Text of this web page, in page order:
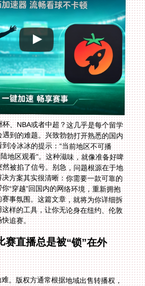
、NBA或者中超？这几乎是每个留学
到的难题。兴致勃勃打开熟悉的国内
到冷冰冰的提示：“当前地区不可播
地区观看”。这种滋味，就像准备好啤
被掐了信号。别急，问题根源在于地
方案其实很清晰：你需要一款可靠的
“穿越”回国内的网络环境，重新拥抱
事氛围。这篇文章，就将为你详细拆
样的工具，让你无论身在纽约、伦敦
追赛。
赛直播总是被“锁”在外
。版权方通常根据地域出售转播权，
体育、咪咕视频的信号，依法只能在
址一旦暴露在海外，就会被系统无情